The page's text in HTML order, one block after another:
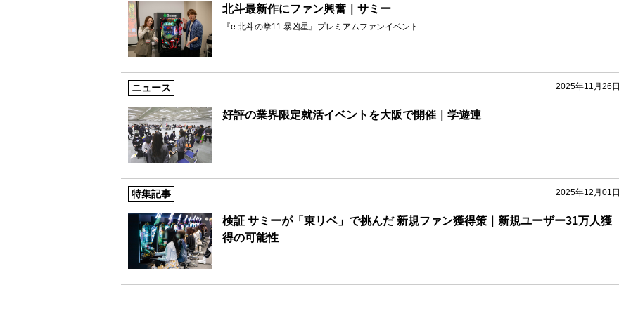
北斗最新作にファン興奮｜サミー
『e 北斗の拳11 暴凶星』プレミアムファンイベント
2025年11月26日
ニュース
好評の業界限定就活イベントを大阪で開催｜学遊連
2025年12月01日
特集記事
検証 サミーが「東リベ」で挑んだ 新規ファン獲得策｜新規ユーザー31万人獲
得の可能性